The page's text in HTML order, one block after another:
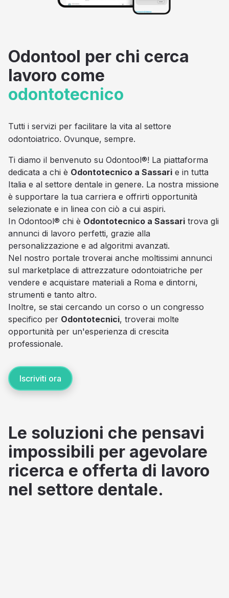
Odontool per chi cerca
lavoro come
odontotecnico
Tutti i servizi per facilitare la vita al settore
odontoiatrico. Ovunque, sempre.
Ti diamo il benvenuto su Odontool®! La piattaforma
dedicata a chi è Odontotecnico a Sassari e in tutta
Italia e al settore dentale in genere. La nostra missione
è supportare la tua carriera e offrirti opportunità
selezionate e in linea con ciò a cui aspiri.
In Odontool® chi è Odontotecnico a Sassari trova gli
annunci di lavoro perfetti, grazie alla
personalizzazione e ad algoritmi avanzati.
Nel nostro portale troverai anche moltissimi annunci
sul marketplace di attrezzature odontoiatriche per
vendere e acquistare materiali a Roma e dintorni,
strumenti e tanto altro.
Inoltre, se stai cercando un corso o un congresso
specifico per Odontotecnici, troverai molte
opportunità per un'esperienza di crescita
professionale.
Iscriviti ora
Le soluzioni che pensavi
impossibili per agevolare
ricerca e offerta di lavoro
nel settore dentale.